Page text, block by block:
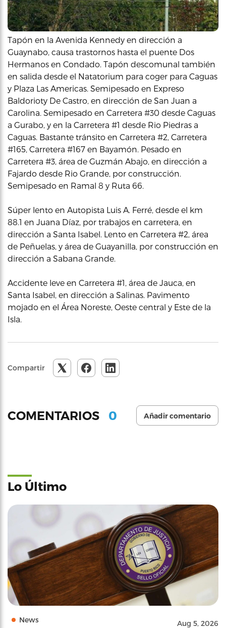
Tapón en la Avenida Kennedy en dirección a
Guaynabo, causa trastornos hasta el puente Dos
Hermanos en Condado. Tapón descomunal también
en salida desde el Natatorium para coger para Caguas
y Plaza Las Americas. Semipesado en Expreso
Baldorioty De Castro, en dirección de San Juan a
Carolina. Semipesado en Carretera #30 desde Caguas
a Gurabo, y en la Carretera #1 desde Rio Piedras a
Caguas. Bastante tránsito en Carretera #2, Carretera
#165, Carretera #167 en Bayamón. Pesado en
Carretera #3, área de Guzmán Abajo, en dirección a
Fajardo desde Rio Grande, por construcción.
Semipesado en Ramal 8 y Ruta 66.
Súper lento en Autopista Luis A. Ferré, desde el km
88.1 en Juana Díaz, por trabajos en carretera, en
dirección a Santa Isabel. Lento en Carretera #2, área
de Peñuelas, y área de Guayanilla, por construcción en
dirección a Sabana Grande.
Accidente leve en Carretera #1, área de Jauca, en
Santa Isabel, en dirección a Salinas. Pavimento
mojado en el Área Noreste, Oeste central y Este de la
Isla.
Compartir
COMENTARIOS 0 Añadir comentario
Lo Último
News Aug 5, 2026